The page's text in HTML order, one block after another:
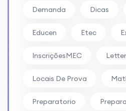
Demanda Dicas
Educen Etec
InscriçõesMEC Letter
Locais De Prova
Preparatorio